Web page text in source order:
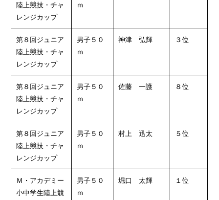
陸上競技・チャ
レンジカップ
ｍ
第８回ジュニア
陸上競技・チャ
レンジカップ
男子５０
ｍ
神津 弘輝 ３位
第８回ジュニア
陸上競技・チャ
レンジカップ
男子５０
ｍ
佐藤 一護 ８位
第８回ジュニア
陸上競技・チャ
レンジカップ
男子５０
ｍ
村上 迅太 ５位
Ｍ・アカデミー
小中学生陸上競
男子５０
ｍ
堀口 太輝 １位